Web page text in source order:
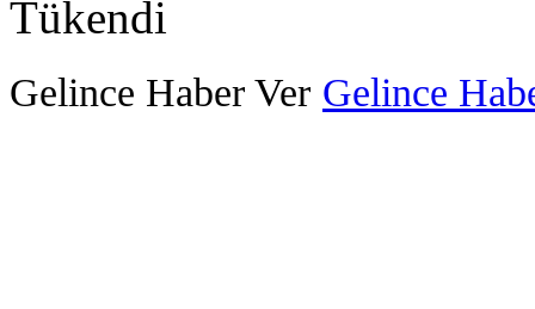
Tükendi
Gelince Haber Ver Gelince